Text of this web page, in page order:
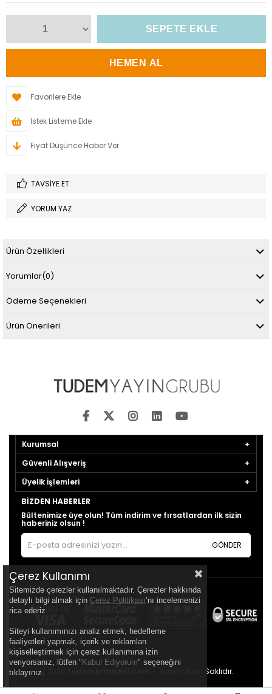
Favorilere Ekle
İstek Listeme Ekle
Fiyat Düşünce Haber Ver
TAVSIYE ET
YORUM YAZ
Ürün Özellikleri
Yorumlar(0)
Ödeme Seçenekleri
Ürün Önerileri
Kurumsal
Güvenli Alışveriş
Üyelik İşlemleri
BIZDEN HABERLER
Bültenimize üye olun! Tüm indirim ve fırsatlardan ilk sizin
haberiniz olsun !
GÖNDER
© 2026 - Tüm Hakları Saklıdır.
Çerez Kullanımı
Sitemizde çerezler kullanılmaktadır. Çerezler hakkında
detaylı bilgi almak için Çerez Politikası’nı incelemenizi
rica ederiz.
Siteyi kullanımınızı analiz etmek, hedefleme
faaliyetleri yapmak, içerik ve reklamları
kişiselleştirmek için çerez kullanımına izin
veriyorsanız, lütfen " Kabul Ediyorum" seçeneğini
tıklayınız.